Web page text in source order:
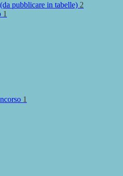
pubblicare in tabelle) 2
1
1